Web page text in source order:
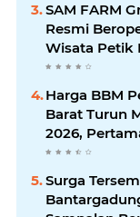
SAM FARM
Resmi
Wisata Petik
dan Edukasi
Harga BBM
Barat Turun
2026,
per Liter, Cek
Surga